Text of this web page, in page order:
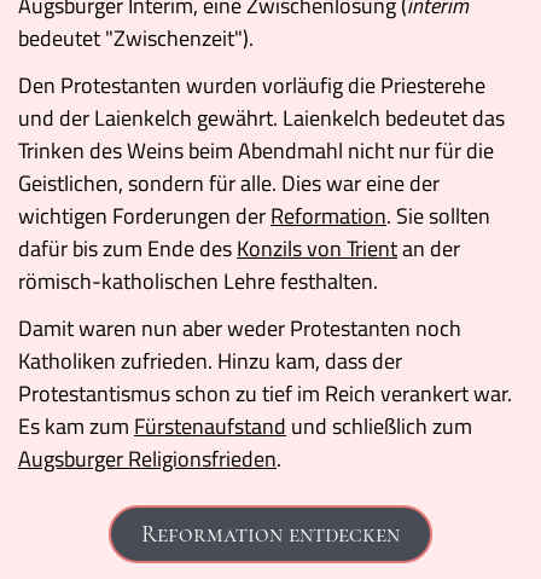
bedeutet "Zwischenzeit").
Den Protestanten wurden vorläufig die Priesterehe
und der Laienkelch gewährt. Laienkelch bedeutet das
Trinken des Weins beim Abendmahl nicht nur für die
Geistlichen, sondern für alle. Dies war eine der
wichtigen Forderungen derReformation. Sie sollten
dafür bis zum Ende desKonzils von Trientan der
römisch-katholischen Lehre festhalten.
Damit waren nun aber weder Protestanten noch
Katholiken zufrieden. Hinzu kam, dass der
Protestantismus schon zu tief im Reich verankert war.
Es kam zum Fürstenaufstand und schließlich zum
Augsburger Religionsfrieden.
Reformation entdecken